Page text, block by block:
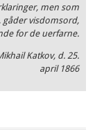
men som
gåder visdomsord,
for de uerfarne.
Katkov, d. 25.
april 1866